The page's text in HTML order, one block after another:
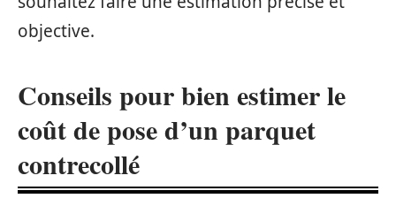
objective.
Conseils pour bien estimer le
coût de pose d’un parquet
contrecollé